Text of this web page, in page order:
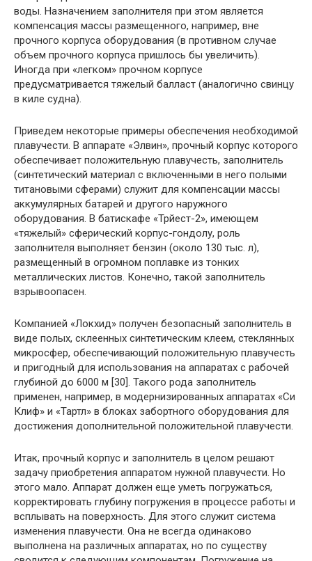
воды. Назначением заполнителя при этом является
компенсация массы размещенного, например, вне
прочного корпуса оборудования (в противном случае
объем прочного корпуса пришлось бы увеличить).
Иногда при «легком» прочном корпусе
предусматривается тяжелый балласт (аналогично свинцу
в киле судна).
Приведем некоторые примеры обеспечения необходимой
плавучести. В аппарате «Элвин», прочный корпус которого
обеспечивает положительную плавучесть, заполнитель
(синтетический материал с включенными в него полыми
титановыми сферами) служит для компенсации массы
аккумулярных батарей и другого наружного
оборудования. В батискафе «Трйест-2», имеющем
«тяжелый» сферический корпус-гондолу, роль
заполнителя выполняет бензин (около 130 тыс. л),
размещенный в огромном поплавке из тонких
металлических листов. Конечно, такой заполнитель
взрывоопасен.
Компанией «Локхид» получен безопасный заполнитель в
виде полых, склеенных синтетическим клеем, стеклянных
микросфер, обеспечивающий положительную плавучесть
и пригодный для использования на аппаратах с рабочей
глубиной до 6000 м [30]. Такого рода заполнитель
применен, например, в модернизированных аппаратах «Си
Клиф» и «Тартл» в блоках забортного оборудования для
достижения дополнительной положительной плавучести.
Итак, прочный корпус и заполнитель в целом решают
задачу приобретения аппаратом нужной плавучести. Но
этого мало. Аппарат должен еще уметь погружаться,
корректировать глубину погружения в процессе работы и
всплывать на поверхность. Для этого служит система
изменения плавучести. Она не всегда одинаково
выполнена на различных аппаратах, но по существу